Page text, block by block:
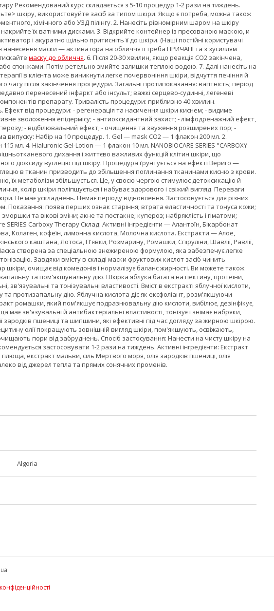
Рекомендований курс складається з 5-10 процедур 1-2 рази на тиждень.
шкіру, використовуйте засіб за типом шкіри. Якщо є потреба, можна також
хімічного або УЗД пілінгу. 2. Нанесіть рівномірним шаром на шкіру
їх ватними дисками. 3. Відкрийте контейнер із пресованою маскою, и
і акуратно щільно притисніть її до шкіри. (Наші постійні користувачі
нанесення маски — активатора на обличчя її треба ПРИЧАНІ та з зусиллям
маску до обличчя. 6. Після 20-30 хвилин, якщо реакція СО2 закінчена,
спонжами. Потім ретельно змийте залишки теплою водою. 7. Далі нанесіть на
в клієнта може виникнути легке почервоніння шкіри, відчуття печіння й
після закінчення процедури. Загальні протипоказання: вагітність; період
перенесений інфаркт або інсульт; важкі серцево-судинні, легеневі
препарату. Тривалість процедури: приблизно 40 хвилин.
від процедури: - регенерація та насичення шкіри киснем; - видиме
зволоження епідермісу; - антиоксидантний захист; - лімфодренажний ефект,
- відбілювальний ефект; - очищення та звуження розширених пор; -
випуску: Набір на 10 процедур. 1. Gel — mask CO2 — 1 флакон 200 мл. 2.
4. Hialuronic Gel-Lotion — 1 флакон 10 мл. NANOBIOCARE SERIES "CARBOXY
дихання і життєво важливих функцій клітин шкіри, що
діоксиду вуглецю під шкіру. Процедура ґрунтується на ефекті Вериго —
в тканин призводить до збільшення поглинання тканинами кисню з крови.
їх метаболізм збільшується. Це, у своєю чергою стимулює детоксикацію й
колір шкіри поліпшується і набуває здорового і свіжий вигляд. Переваги
Не має ускладнень. Немає періоду відновлення. Застосовується для різних
поява перших ознак старіння; втрата еластичності та тонуса кожи;
та вікові зміни; акне та постакне; купероз; набряклість і гіматоми;
SERIES Carboxy Therapy Склад: Активні інгредієнти — Алантоїн, Бікарбонат
Колаген, кофеїн, лимонна кислота, Молочна кислота. Екстракти — Алое,
каштана, Лотоса, П'явки, Розмарину, Ромашки, Спіруліни, Шавлії, Равлії,
створена за спеціальною знежиреною формулою, яка забезпечує легке
Завдяки вмісту в складі маски фруктових кислот засіб чинить
очищає від комедонів і нормалізує баланс жирності. Ви можете також
та пом'якшувальну дію. Шкірка яблука багата на пектину, протеїни,
зв'язувальні та тонізувальні властивості. Вміст в екстракті яблучної кислоти,
протизапальну дію. Яблучна кислота діє як ексфоліант, розм'якшуючи
ромашки, який пом'якшує подразнювальну дію кислоти, вибілює, дезінфікує,
зв'язувальні й антибактеріальні властивості, тонізує і знімає набряки,
зародків пшениці та шипшини, які ефективні під час догляду за жирною шкірою.
олії покращують зовнішній вигляд шкіри, пом'якшують, освіжають,
пори від забруднень. Спосіб застосування: Нанести на чисту шкіру на
застосовувати 1-2 рази на тиждень. Активні інгредієнти: Екстракт
екстракт мальви, сіль Мертвого моря, олія зародків пшениці, олія
від джерел тепла та прямих сонячних променів.
Algoria